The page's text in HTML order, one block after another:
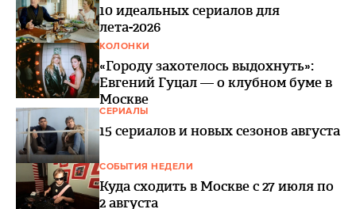
10 идеальных сериалов для
лета-2026
КОЛОНКИ
«Городу захотелось выдохнуть»:
Евгений Гуцал — о клубном буме в
Москве
СЕРИАЛЫ
15 сериалов и новых сезонов августа
СОБЫТИЯ НЕДЕЛИ
Куда сходить в Москве с 27 июля по
2 августа